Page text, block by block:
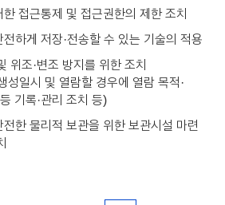
접근통제 및 접근권한의 제한 조치
하게 저장·전송할 수 있는 기술의 적용
위조·변조 방지를 위한 조치
성일시 및 열람할 경우에 열람 목적·
기록·관리 조치 등)
한 물리적 보관을 위한 보관시설 마련